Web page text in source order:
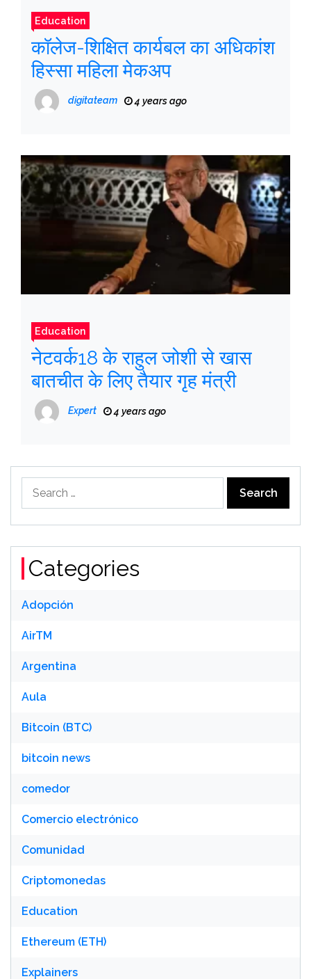
Education
कॉलेज-शिक्षित कार्यबल का अधिकांश
हिस्सा महिला मेकअप
digitateam 4 years ago
Education
नेटवर्क18 के राहुल जोशी से खास
बातचीत के लिए तैयार गृह मंत्री
Expert 4 years ago
for:
Categories
Adopción
AirTM
Argentina
Aula
Bitcoin (BTC)
bitcoin news
comedor
Comercio electrónico
Comunidad
Criptomonedas
Education
Ethereum (ETH)
Explainers